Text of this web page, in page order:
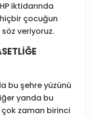
iktidarında
çocuğun
veriyoruz.
bu şehre yüzünü
yanda bu
çok zaman birinci